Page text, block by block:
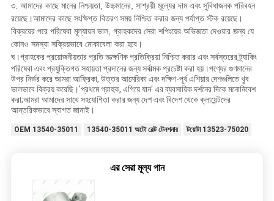
৩. আমাদের কাছে মানের নিশ্চয়তা, উচ্চমানের, সাশ্রয়ী মূল্যের দাম এবং সুবিধাজনক পরিবহন
রয়েছে।আমাদের কাছে সংক্ষিপ্ত বিতরণ সময় নিশ্চিত করার জন্য পর্যাপ্ত স্টক রয়েছে।
বিক্রয়ের পরে পরিষেবা মূল্যায়ন ভাল, গ্রাহকদের সেরা শপিংয়ের অভিজ্ঞতা দেওয়ার জন্য যে
কোনও সমস্যা সক্রিয়ভাবে মোকাবেলা করা হবে।
ঘ।গ্রাহকের প্রয়োজনীয়তার প্রতি তাত্ক্ষণিক প্রতিক্রিয়া নিশ্চিত করার এবং সর্বস্তরের ট্র্যাকিং
পরিষেবা এবং প্রযুক্তিগত সহায়তা প্রদানের জন্য সর্বাত্মক প্রচেষ্টা করা হয়।পণ্যের গুণমানের
উপর নির্ভর করে আমরা আফ্রিকা, উত্তর আমেরিকা এবং দক্ষিণ-পূর্ব এশিয়ার দেশগুলিতে খুব
ভালভাবে বিক্রয় করেছি।'প্রথমে গ্রাহক, এগিয়ে যান' এর ব্যবসায়িক দর্শনের দিকে মনোনিবেশ
করা;আমরা আমাদের সাথে সহযোগিতা করার জন্য দেশ এবং বিদেশ থেকে ক্লায়েন্টদের
আন্তরিকভাবে স্বাগত জানাই।
OEM 13540-35011 13540-35011 অটো বেল্ট টেনশনার টয়োটা 13523-75020
এর সেরা মূল্য পান